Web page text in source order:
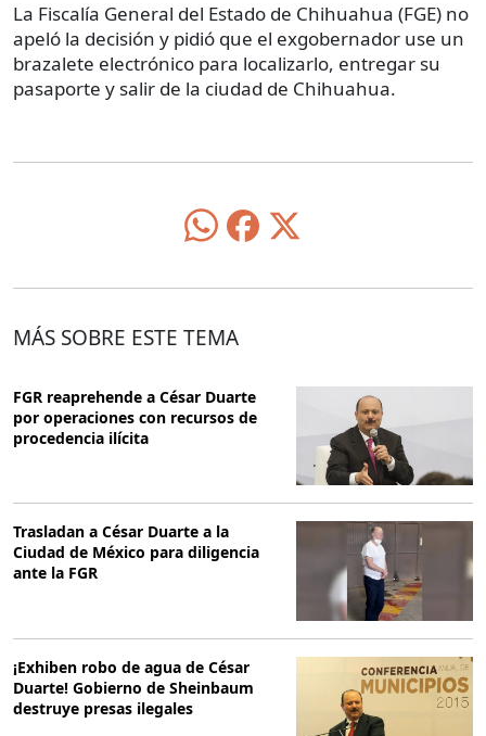
La Fiscalía General del Estado de Chihuahua (FGE) no
apeló la decisión y pidió que el exgobernador use un
brazalete electrónico para localizarlo, entregar su
pasaporte y salir de la ciudad de Chihuahua.
MÁS SOBRE ESTE TEMA
FGR reaprehende a César Duarte
por operaciones con recursos de
procedencia ilícita
Trasladan a César Duarte a la
Ciudad de México para diligencia
ante la FGR
¡Exhiben robo de agua de César
Duarte! Gobierno de Sheinbaum
destruye presas ilegales